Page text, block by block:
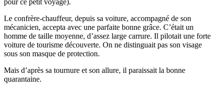
pour ce petit voyage).
Le confrère-chauffeur, depuis sa voiture, accompagné de son
mécanicien, accepta avec une parfaite bonne grâce. C’était un
homme de taille moyenne, d’assez large carrure. Il pilotait une forte
voiture de tourisme découverte. On ne distinguait pas son visage
sous son masque de protection.
Mais d’après sa tournure et son allure, il paraissait la bonne
quarantaine.